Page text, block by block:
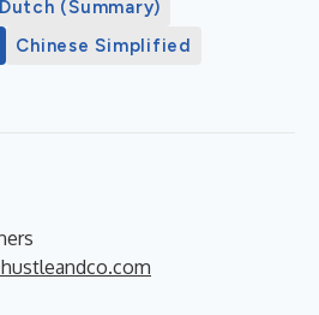
Dutch (Summary)
Chinese Simplified